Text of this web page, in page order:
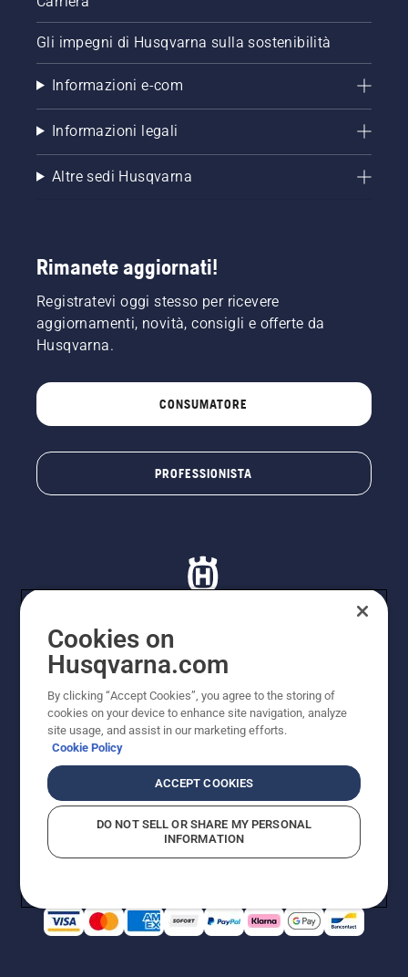
Gli impegni di Husqvarna sulla sostenibilità
Informazioni e-com
Informazioni legali
Altre sedi Husqvarna
Rimanete aggiornati!
Registratevi oggi stesso per ricevere
aggiornamenti, novità, consigli e offerte da
Husqvarna.
CONSUMATORE
PROFESSIONISTA
© Husqvarna AB (publ). Tutti i diritti riservati. I prezzi
Husqvarna Schweiz AG per i rivenditori specializzati
aderenti all’iniziativa, prezzi in CHF comprensivi di IVA
all’ 8,1% e TRA. Con riserva di modifica. Tutti i prezzi
indicati sono prezzi al dettaglio consigliati (IVA inclusa),
a meno che il prodotto non sia disponibile per l'acquisto
Informativa sui cookieTermini di utilizzo
Informativa sulla privacyRiferimentiCGVF Negozio online
Segnalazione di presunte violazioni
Cookies on
Husqvarna.com
By clicking “Accept Cookies”, you agree to the storing of
cookies on your device to enhance site navigation, analyze
site usage, and assist in our marketing efforts.
Cookie Policy
ACCEPT COOKIES
DO NOT SELL OR SHARE MY PERSONAL
INFORMATION